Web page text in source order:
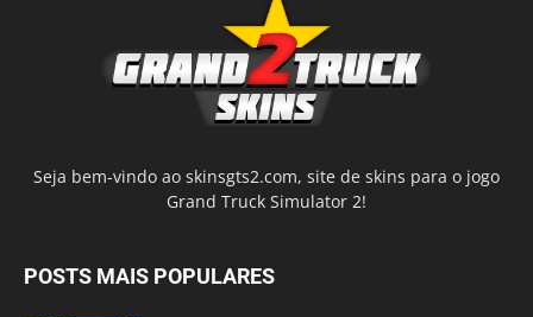
Seja bem-vindo ao skinsgts2.com, site de skins para o jogo
Grand Truck Simulator 2!
POSTS MAIS POPULARES